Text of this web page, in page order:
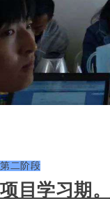
第二阶段
项目学习期